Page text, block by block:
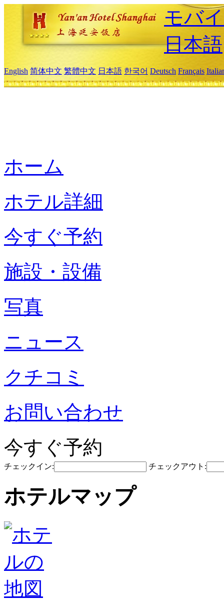
モバ
日本語
English 简体中文 繁體中文 日本語 한국어 Deutsch Français
ホーム
ホテル詳細
今すぐ予約
施設・設備
写真
ニュース
クチコミ
お問い合わせ
今すぐ予約
チェックイン: チェックアウト:
ホテルマップ